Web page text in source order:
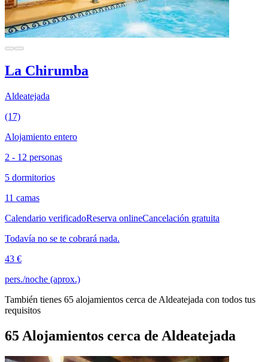
La Chirumba
Aldeatejada
(17)
Alojamiento entero
2 - 12 personas
5 dormitorios
11 camas
Calendario verificadoReserva onlineCancelación gratuita
Todavía no se te cobrará nada.
43 €
pers./noche (aprox.)
También tienes 65 alojamientos cerca de Aldeatejada con todos tus
requisitos
65 Alojamientos cerca de Aldeatejada